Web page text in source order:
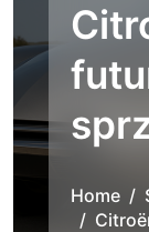
Home